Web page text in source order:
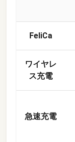
FeliCa
ワイヤレ
ス充電
急速充電